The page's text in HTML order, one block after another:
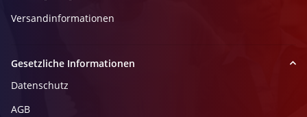
Versandinformationen
Gesetzliche Informationen
Datenschutz
AGB